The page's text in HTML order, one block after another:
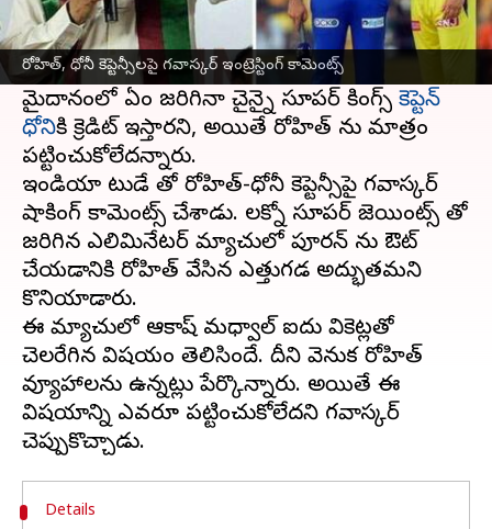
రోహిత్, ధోనీ కెప్టెన్సీలపై గవాస్కర్ ఇంట్రెస్టింగ్ కామెంట్స్
ఐపీఎల్‌లో ముంబై ఇండియన్స్ సారిథిరోహిత్ శర్మ
కెప్టెన్సీకి గుర్తింపు లభించడం లేదని టీమిండియా
మాజీ క్రికెటర్ సునీల్ గవాస్కర్ పేర్కొన్నారు.
మైదానంలో ఏం జరిగినా చైన్నై సూపర్ కింగ్స్ కెప్టెన్
ధోనికి క్రెడిట్ ఇస్తారని, అయితే రోహిత్ ను మాత్రం
పట్టించుకోలేదన్నారు.
ఇండియా టుడే తో రోహిత్-ధోనీ కెప్టెన్సీపై గవాస్కర్
షాకింగ్ కామెంట్స్ చేశాడు. లక్నో సూపర్ జెయింట్స్ తో
జరిగిన ఎలిమినేటర్ మ్యాచులో పూరన్ ను ఔట్
చేయడానికి రోహిత్ వేసిన ఎత్తుగడ అద్భుతమని
కొనియాడారు.
ఈ మ్యాచులో ఆకాష్ మధ్వాల్ ఐదు వికెట్లతో
చెలరేగిన విషయం తెలిసిందే. దీని వెనుక రోహిత్
వ్యూహాలను ఉన్నట్లు పేర్కొన్నారు. అయితే ఈ
విషయాన్ని ఎవరూ పట్టించుకోలేదని గవాస్కర్
Details